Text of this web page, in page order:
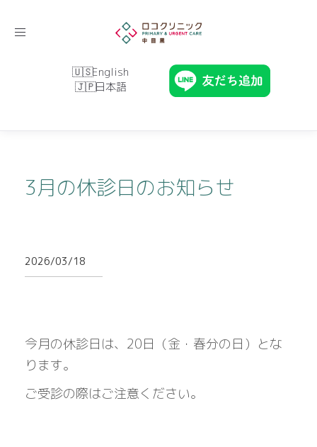
Toggle
English
日本語
3月の休診日のお知らせ
2026/03/18
今月の休診日は、20日（金・春分の日）とな
ります。
ご受診の際はご注意ください。